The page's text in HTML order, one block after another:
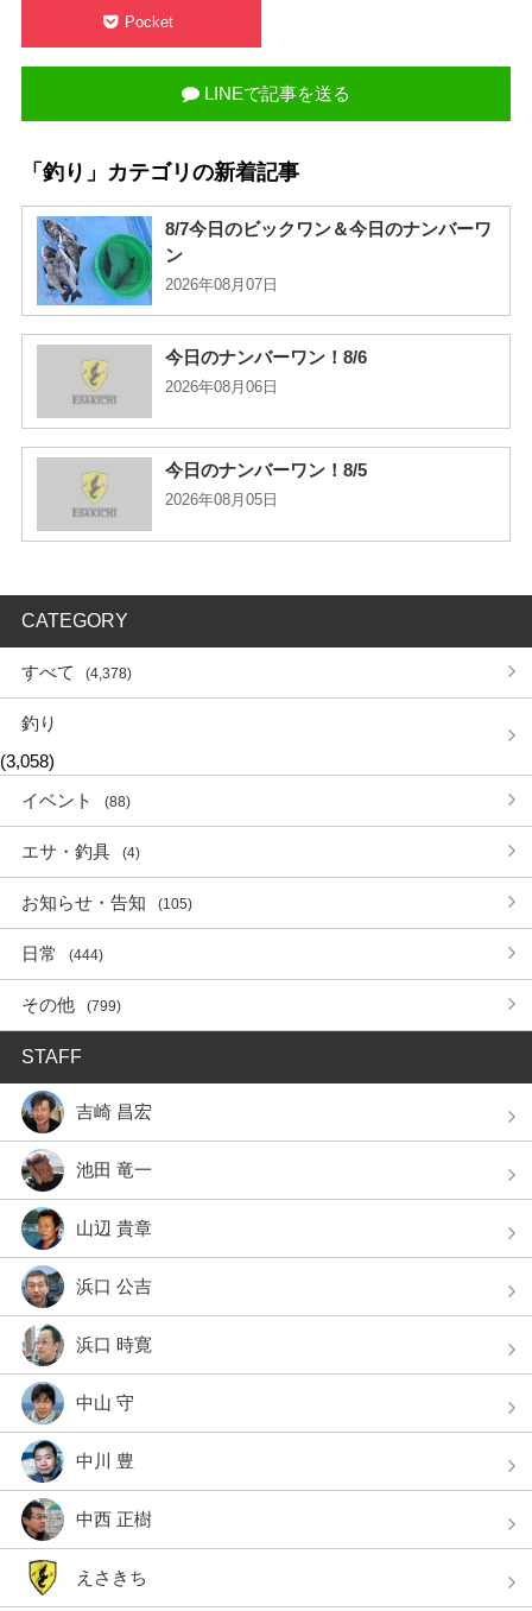
Pocket
LINEで記事を送る
「釣り」カテゴリの新着記事
8/7今日のビックワン＆今日のナンバーワ
ン
2026年08月07日
今日のナンバーワン！8/6
2026年08月06日
今日のナンバーワン！8/5
2026年08月05日
CATEGORY
すべて (4,378)
釣り
(3,058)
イベント
(88)
エサ・釣具 (4)
お知らせ・告知 (105)
日常 (444)
その他 (799)
STAFF
吉崎 昌宏
池田 竜一
山辺 貴章
浜口 公吉
浜口 時寛
中山 守
中川 豊
中西 正樹
えさきち